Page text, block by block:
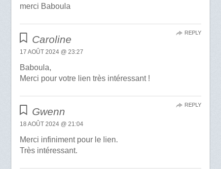
merci Baboula
Caroline
17 AOÛT 2024 @ 23:27
Baboula,
Merci pour votre lien très intéressant !
REPLY
Gwenn
18 AOÛT 2024 @ 21:04
Merci infiniment pour le lien.
Très intéressant.
REPLY